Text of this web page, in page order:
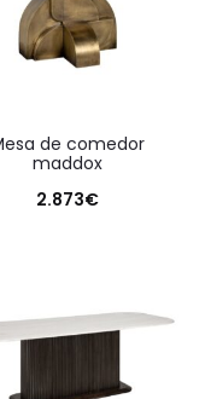
maddox
2.873€